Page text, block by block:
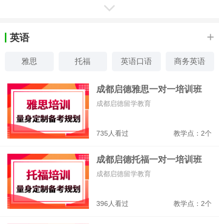
成都汇智动力IT培训学校
德语、法语、西语、意语、韩语、日语
9378
高考复读、高中借读、艺术生文化课冲刺
辅导
英语 +
雅思 托福 英语口语 商务英语
少儿英语 新概念英语 外教口语 英语口译
成都启德雅思一对一培训班
735人看过 教学点：2个
成都启德留学教育
成都启德托福一对一培训班
396人看过 教学点：2个
成都启德留学教育